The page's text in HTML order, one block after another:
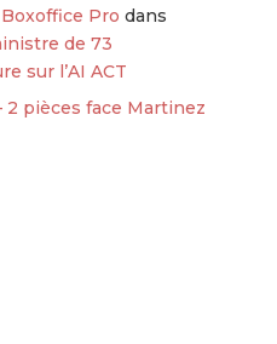
Pro dans
de 73
sur l’AI ACT
2 pièces face Martinez